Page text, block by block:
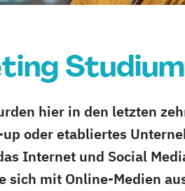
Studium
hier in den letzten
oder etabliertes
Internet und Social
sich mit Online-Medien